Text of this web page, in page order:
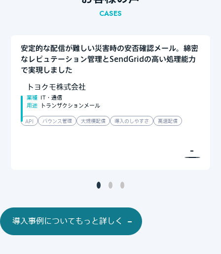
CASES
安定的な配信が難しい災害時の安否確認メール。綿密
なレピュテーション管理とSendGridの高い処理能力
で実現しました
トヨクモ株式会社
業種 IT・通信
用途 トランザクションメール
API バウンス管理 大規模配信 導入のしやすさ 高速配信
導入事例についてもっと詳しく